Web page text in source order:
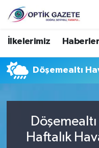
İlkelerimiz Haberler
Döşemealtı
Döşemealtı
Haftalık
Nöbetçi Eczaneler
Hava Durumu
Trafik Durumu
Süper Lig Puan